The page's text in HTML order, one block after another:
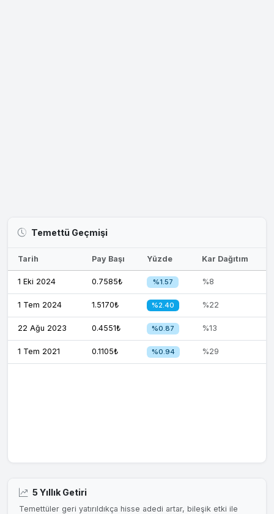
Temettü Geçmişi
Tarih Pay Başı Yüzde Kar Dağıtım
1 Eki 2024 0.7585₺ %1.57 %8
1 Tem 2024 1.5170₺ %2.40 %22
22 Ağu 2023 0.4551₺ %0.87 %13
1 Tem 2021 0.1105₺ %0.94 %29
5 Yıllık Getiri
Temettüler geri yatırıldıkça hisse adedi artar, bileşik etki ile